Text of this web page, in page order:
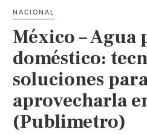
en
operativo
contra
huachicoleo
del
agua
Prensa)
NACIONAL
México – Agua
doméstico:
soluciones
aprovecharla
(Publimetro)